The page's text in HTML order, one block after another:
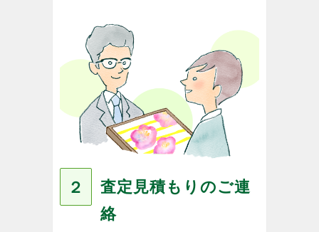
２
査定見積もりのご連
絡